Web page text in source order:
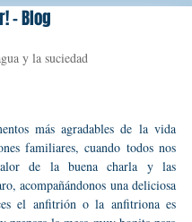
- Blog
y la suciedad
más agradables de la vida
familiares, cuando todos nos
de la buena charla y las
acompañándonos una deliciosa
el anfitrión o la anfitriona es